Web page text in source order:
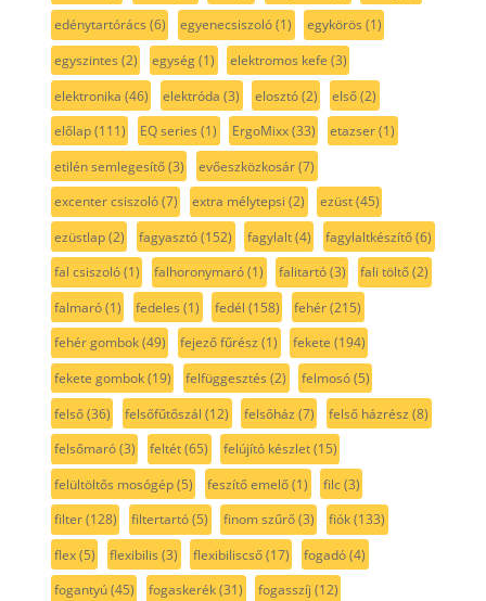
edénytartórács (6) egyenecsiszoló(1) egykörös (1)
egyszintes (2) egység(1) elektromos kefe (3)
elektronika (46) elektróda (3) elosztó(2) első(2)
előlap(111) EQ series (1) ErgoMixx(33) etazser(1)
etilén semlegesítő(3) evőeszközkosár(7)
excenter csiszoló(7) extra mélytepsi (2) ezüst(45)
ezüstlap(2) fagyasztó(152) fagylalt(4) fagylaltkészítő(6)
fal csiszoló(1) falhoronymaró(1) falitartó(3) fali töltő(2)
falmaró(1) fedeles (1) fedél (158) fehér(215)
fehér gombok(49) fejező fűrész (1) fekete (194)
fekete gombok(19) felfüggesztés (2) felmosó(5)
felső(36) felsőfűtőszál (12) felsőház (7) felső házrész (8)
felsőmaró(3) feltét(65) felújító készlet(15)
felültöltős mosógép(5) feszítő emelő(1) filc(3)
filter(128) filtertartó(5) finom szűrő(3) fiók(133)
flex(5) flexibilis (3) flexibiliscső(17) fogadó(4)
fogantyú(45) fogaskerék(31) fogasszíj (12)